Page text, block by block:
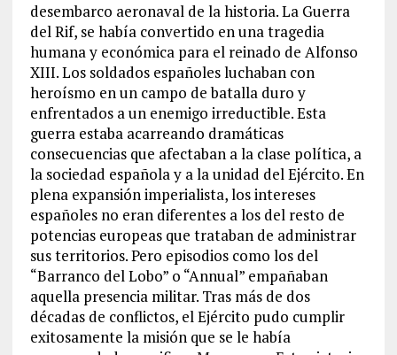
desembarco aeronaval de la historia. La Guerra
del Rif, se había convertido en una tragedia
humana y económica para el reinado de Alfonso
XIII. Los soldados españoles luchaban con
heroísmo en un campo de batalla duro y
enfrentados a un enemigo irreductible. Esta
guerra estaba acarreando dramáticas
consecuencias que afectaban a la clase política, a
la sociedad española y a la unidad del Ejército. En
plena expansión imperialista, los intereses
españoles no eran diferentes a los del resto de
potencias europeas que trataban de administrar
sus territorios. Pero episodios como los del
“Barranco del Lobo” o “Annual” empañaban
aquella presencia militar. Tras más de dos
décadas de conflictos, el Ejército pudo cumplir
exitosamente la misión que se le había